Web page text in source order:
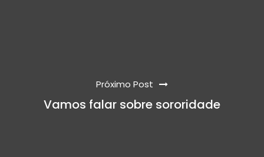
Próximo Post
Vamos falar sobre sororidade